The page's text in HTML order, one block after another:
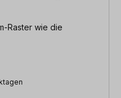
Raster wie die